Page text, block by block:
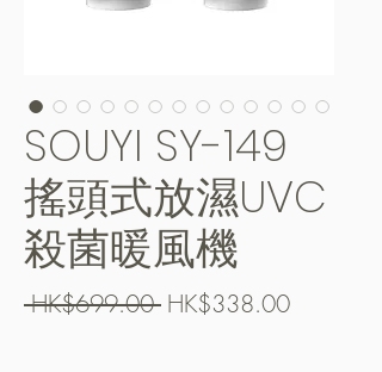
SOUYI SY-149
搖頭式放濕UVC
殺菌暖風機
HK$699.00 Regular
HK$338.00Sale